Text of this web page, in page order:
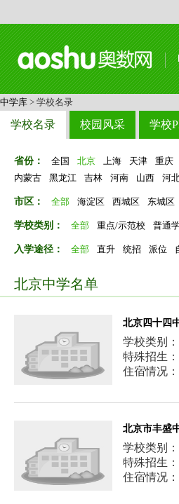
中学库 > 学校名录
学校名录 校园风采 学校
省份： 全国 北京 上海 天津 重庆
内蒙古
黑龙江 吉林 河南 山西 河
市区： 全部 海淀区 西城区 东城区
学校类别： 全部 重点/示范校 普通
入学途径： 全部 直升 统招 派位
北京中学名单
北京四十四
学校类别：
特殊招生
住宿情况
北京市丰盛
学校类别：
特殊招生
住宿情况